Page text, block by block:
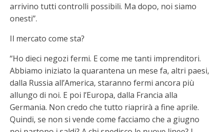
arrivino tutti controlli possibili. Ma dopo, noi siamo
onesti”.
Il mercato come sta?
“Ho dieci negozi fermi. E come me tanti imprenditori.
Abbiamo iniziato la quarantena un mese fa, altri paesi,
dalla Russia all’America, staranno fermi ancora più
allungo di noi. E poi l’Europa, dalla Francia alla
Germania. Non credo che tutto riaprirà a fine aprile.
Quindi, se non si vende come facciamo che a giugno